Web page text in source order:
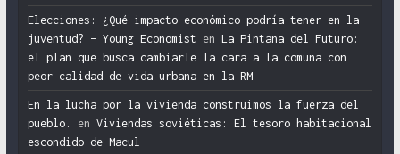
Elecciones: ¿Qué impacto económico podría tener en la
juventud? – Young Economist en La Pintana del Futuro:
el plan que busca cambiarle la cara a la comuna con
peor calidad de vida urbana en la RM
En la lucha por la vivienda construimos la fuerza del
pueblo.
en Viviendas soviéticas: El tesoro habitacional
escondido de Macul